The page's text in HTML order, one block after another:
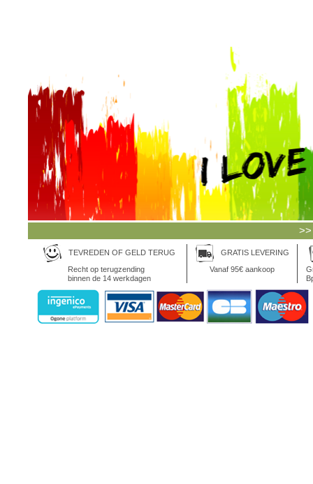
TEVREDEN OF GELD TERUG
Recht op terugzending
binnen de 14 werkdagen
GRATIS LEVERING
Vanaf 95€ aankoop